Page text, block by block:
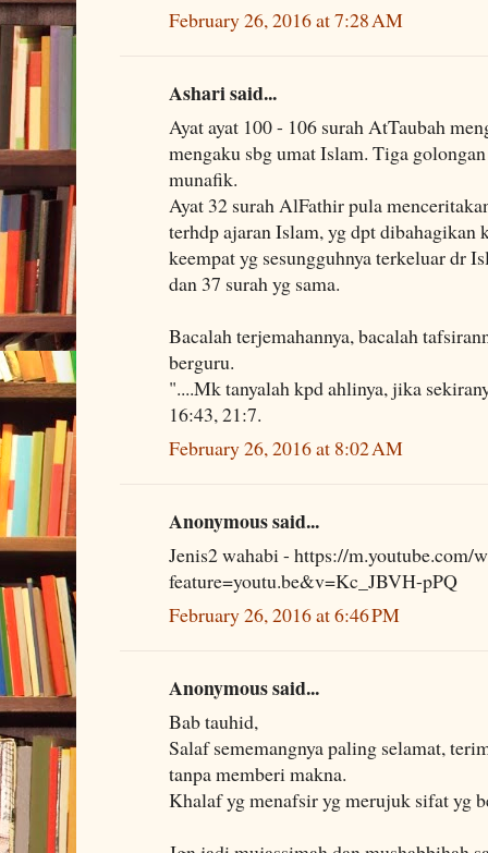
February 26, 2016 at 7:28 AM
Ashari said...
Ayat ayat 100 - 106 surah AtTaubah
mengaku sbg umat Islam. Tiga
munafik.
Ayat 32 surah AlFathir pula
terhdp ajaran Islam, yg dpt dibahagikan
keempat yg sesungguhnya terkeluar dr
dan 37 surah yg sama.
Bacalah terjemahannya, bacalah
berguru.
"....Mk tanyalah kpd ahlinya, jika
16:43, 21:7.
February 26, 2016 at 8:02 AM
Anonymous said...
Jenis2 wahabi - https://m.youtube.com/
feature=youtu.be&v=Kc_JBVH-pPQ
February 26, 2016 at 6:46 PM
Anonymous said...
Bab tauhid,
Salaf sememangnya paling selamat,
tanpa memberi makna.
Khalaf yg menafsir yg merujuk sifat yg